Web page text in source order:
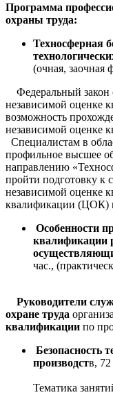
Программа
охраны труда:
Техносферная
(очная, заочная
Федеральный закон
независимой оценке
возможность
независимой оценке
Специалистам в
профильное высшее
направлению
пройти подготовку к
независимой оценке
квалификации (ЦОК)
Особенности
квалификации
час.,
Руководители
охране труда
квалификации по
Безопасность
производств, 72
Тематика